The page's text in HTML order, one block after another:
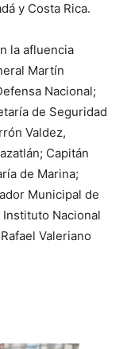
y Costa Rica.
la afluencia
Martín
Nacional;
de Seguridad
Valdez,
Capitán
de Marina;
Municipal de
Nacional
Valeriano